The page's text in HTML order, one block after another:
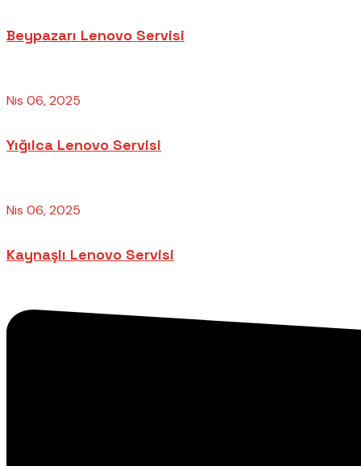
Beypazarı Lenovo Servisi
Nis 06, 2025
Yığılca Lenovo Servisi
Nis 06, 2025
Kaynaşlı Lenovo Servisi